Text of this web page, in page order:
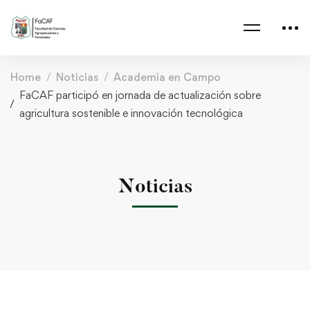
Home Noticias
Academia en Campo
FaCAF participó en jornada de actualización sobre
agricultura sostenible e innovación tecnológica
Noticias